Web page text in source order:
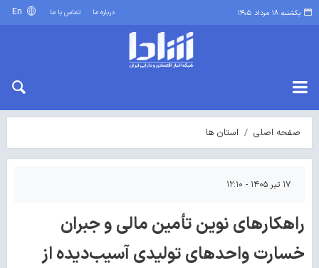
یکشنبه ۱۸ مرداد ۱۴۰۵ درباره ما تماس با ما
صفحه اصلی استان ها
۱۷ تیر ۱۴۰۵ - ۱۲:۱۰
راهکارهای نوین تأمین مالی و جبران
خسارت واحدهای تولیدی آسیب‌دیده از